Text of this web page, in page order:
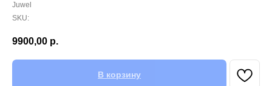
Juwel
SKU:
9900,00 р.
В корзину